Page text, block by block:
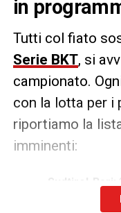
in
Tutti col fiato
Serie BKT, si
campionato.
con la lotta per i
riportiamo la
imminenti:
Brescia-